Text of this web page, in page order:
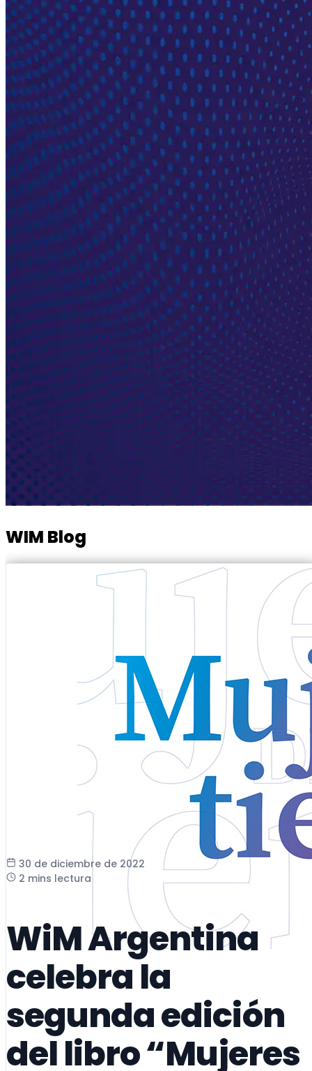
WIM Blog
30 de diciembre de 2022
2 mins lectura
WiM Argentina
celebra la
segunda edición
del libro “Mujeres